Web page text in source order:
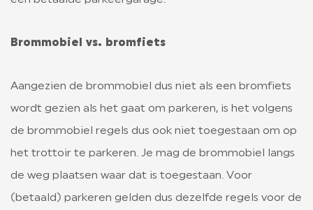
Brommobiel vs. bromfiets
Aangezien de brommobiel dus niet als een bromfiets
wordt gezien als het gaat om parkeren, is het volgens
de brommobiel regels dus ook niet toegestaan om op
het trottoir te parkeren. Je mag de brommobiel langs
de weg plaatsen waar dat is toegestaan. Voor
(betaald) parkeren gelden dus dezelfde regels voor de